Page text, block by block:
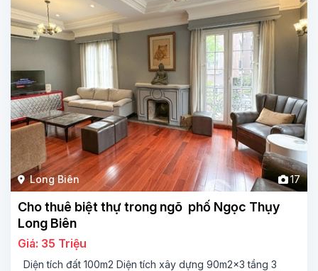
Long Biên 17
Cho thuê biệt thự trong ngõ phố Ngọc Thụy
Long Biên
Giá: 35 Triệu
Diện tích đất 100m2 Diện tích xây dựng 90m2x3 tầng 3